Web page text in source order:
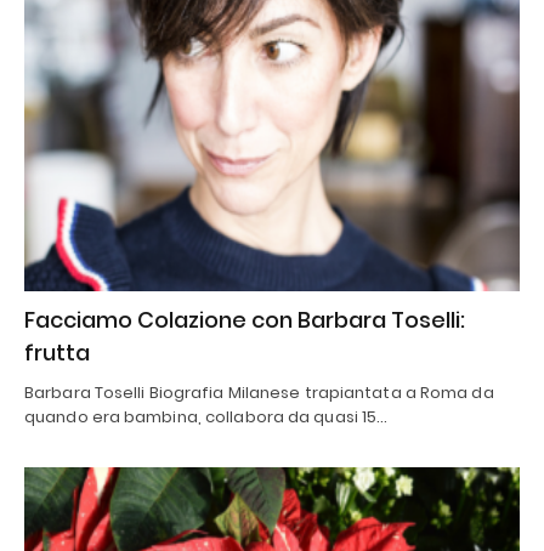
Facciamo Colazione con Barbara Toselli:
frutta
Barbara Toselli Biografia Milanese trapiantata a Roma da
quando era bambina, collabora da quasi 15…